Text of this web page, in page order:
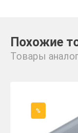
Похожие
Товары
%